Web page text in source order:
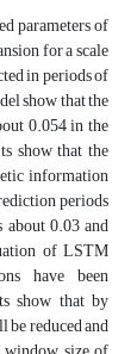
parameters of
for a scale
in periods of
show that the
0.054 in the
show that the
information
periods
0.03 and
of LSTM
have been
show that by
reduced and